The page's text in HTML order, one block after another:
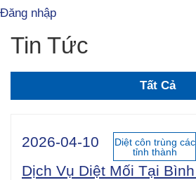
Đăng nhập
Tin Tức
Tất Cả
2026-04-10
Diệt côn trùng các
tỉnh thành